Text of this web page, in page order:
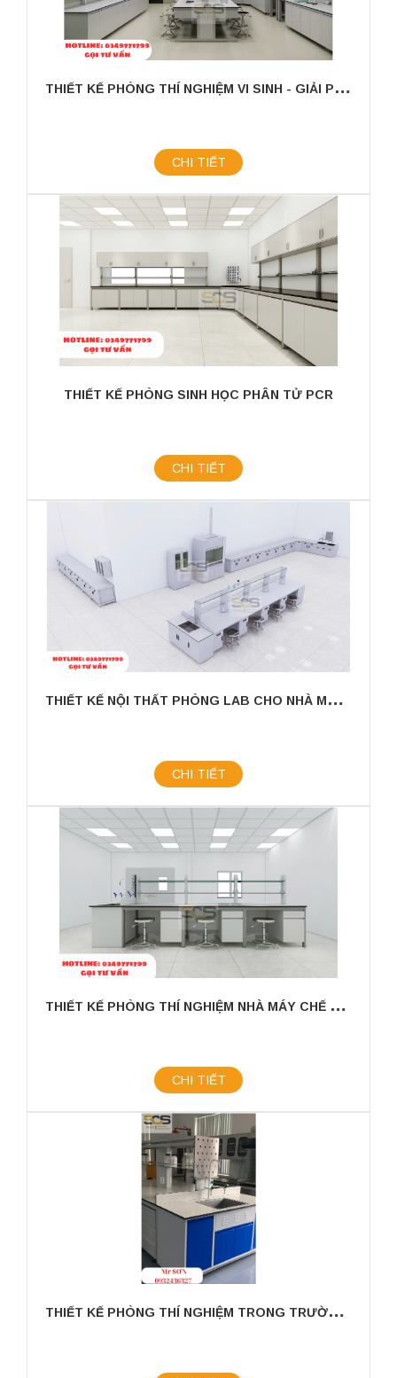
T
HIẾT KẾ PHÒNG THÍ NGHIỆM VI SINH - GIẢI PHÁP TỐI ƯU CHO NGHIÊN CỨU VÀ SẢN XUẤT
CHI TIẾT
THIẾT KẾ PHÒNG SINH HỌC PHÂN TỬ PCR
CHI TIẾT
T
HIẾT KẾ NỘI THẤT PHÒNG LAB CHO NHÀ MÁY SẢN XUẤT SƠN CÔNG NGHIỆP
CHI TIẾT
T
HIẾT KẾ PHÒNG THÍ NGHIỆM NHÀ MÁY CHẾ BIẾN CÀ PHÊ - ĐẢM BẢO HIỆU SUẤT & CHẤT LƯỢNG SẢN XUẤT
CHI TIẾT
T
HIẾT KẾ PHÒNG THÍ NGHIỆM TRONG TRƯỜNG HỌC